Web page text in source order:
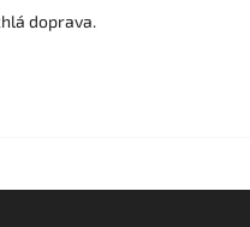
doprava.